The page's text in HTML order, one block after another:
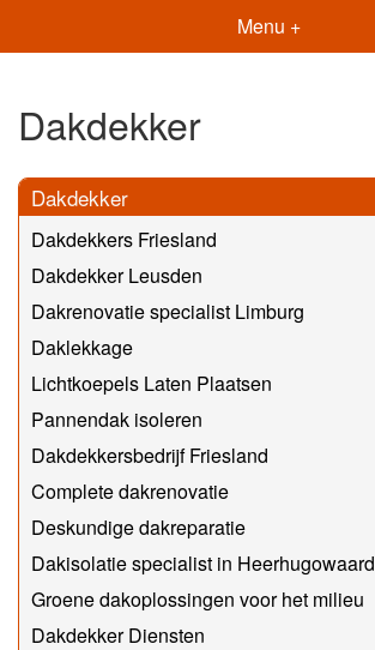
Menu +
Dakdekker
Dakdekker
Dakdekkers Friesland
Dakdekker Leusden
Dakrenovatie specialist Limburg
Daklekkage
Lichtkoepels Laten Plaatsen
Pannendak isoleren
Dakdekkersbedrijf Friesland
Complete dakrenovatie
Deskundige dakreparatie
Dakisolatie specialist in Heerhugowaard
Groene dakoplossingen voor het milieu
Dakdekker Diensten